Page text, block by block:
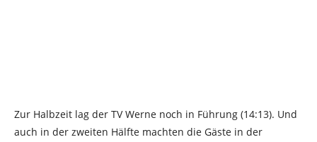
Zur Halbzeit lag der TV Werne noch in Führung (14:13). Und
auch in der zweiten Hälfte machten die Gäste in der